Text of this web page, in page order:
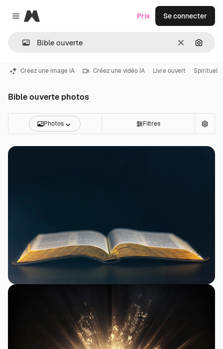
Close menu
Magnific
Effacer
Prix Se connecter
Créez une image IA Créez une vidéo IA Livre ouvert Spirituel
Bible ouverte photos
Photos Filtres